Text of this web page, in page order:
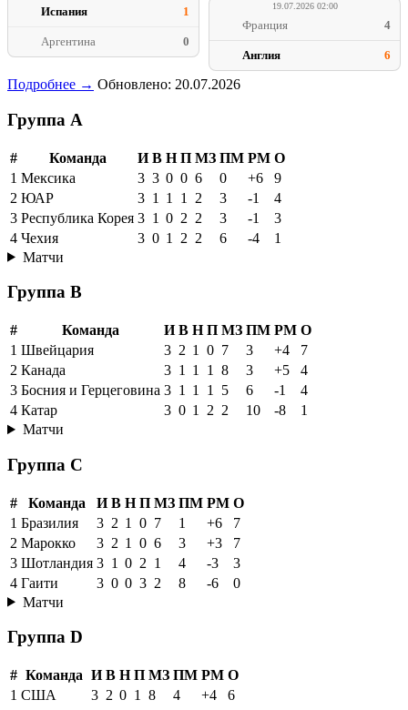
Испания 1
Аргентина 0
19.07.2026 02:00
Франция 4
Англия 6
Подробнее → Обновлено: 20.07.2026
Группа A
# Команда И В Н П МЗ ПМ РМ О
1 Мексика 3 3 0 0 6 0 +6
9
2 ЮАР 3 1 1 1 2 3 -1
4
3 Республика Корея 3 1 0 2 2 3 -1
3
4 Чехия 3 0 1 2 2 6 -4
1
Матчи
Группа B
# Команда И В Н П МЗ ПМ РМ О
1 Швейцария 3 2 1 0 7 3 +4
7
2 Канада 3 1 1 1 8 3 +5
4
3 Босния и Герцеговина 3 1 1 1 5 6 -1
4
4 Катар 3 0 1 2 2 10 -8
1
Матчи
Группа C
# Команда И В Н П МЗ ПМ РМ О
1 Бразилия 3 2 1 0 7 1 +6
7
2 Марокко 3 2 1 0 6 3 +3
7
3 Шотландия 3 1 0 2 1 4 -3
3
4 Гаити 3 0 0 3 2 8 -6
0
Матчи
Группа D
# Команда И В Н П МЗ ПМ РМ О
1 США 3 2 0 1 8 4 +4
6